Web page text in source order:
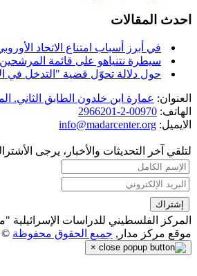
احدث المقالات
في أبرز أسباب امتناع الاتحاد
سيطرة نتنياهو على قائمة
حول دلالة تحوّل قضية "التدخل في
العنوان: عمارة ابن خلدون الطابق الثاني.
الهاتف: 00970-2-2966201
الايميل: info@madarcenter.org
لتلقي آخر التحديثات والأخبار، يرجى
المركز الفلسطيني للدراسات
موقع مركز مدار, جميع الحقوق محفوظة © 2026
×